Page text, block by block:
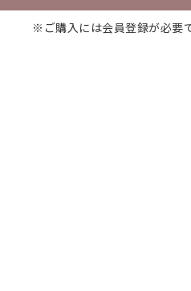
※ご購入には会員登録が必要